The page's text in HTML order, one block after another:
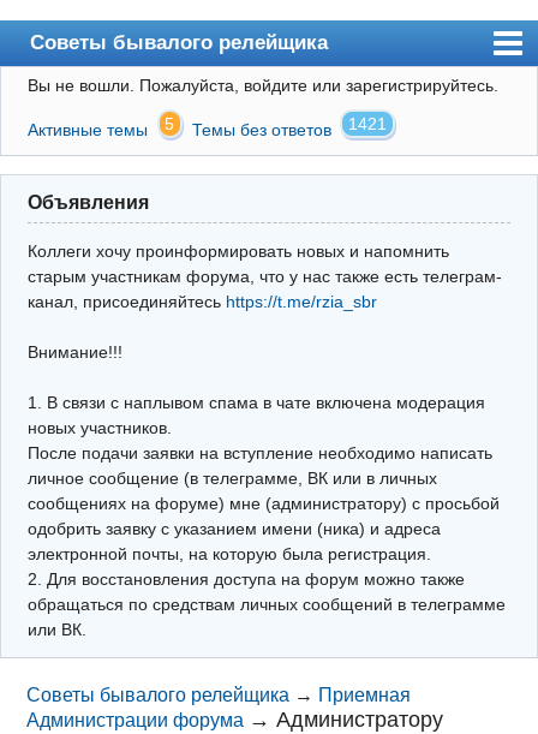
Советы бывалого релейщика
Форум
Правила
Поиск
Регистрация
Архив
Почта
Поиск релейщика
Видео РЗиА
Фотохостинг
Телеграм
Вы не вошли. Пожалуйста, войдите или зарегистрируйтесь.
Активные темы 5 Темы без ответов 1421
Объявления
Коллеги хочу проинформировать новых и напомнить
старым участникам форума, что у нас также есть телеграм-
канал, присоединяйтесь https://t.me/rzia_sbr
Внимание!!!
1. В связи с наплывом спама в чате включена модерация
новых участников.
После подачи заявки на вступление необходимо написать
личное сообщение (в телеграмме, ВК или в личных
сообщениях на форуме) мне (администратору) с просьбой
одобрить заявку с указанием имени (ника) и адреса
электронной почты, на которую была регистрация.
2. Для восстановления доступа на форум можно также
обращаться по средствам личных сообщений в телеграмме
или ВК.
Советы бывалого релейщика → Приемная
Администрации форума →Администратору